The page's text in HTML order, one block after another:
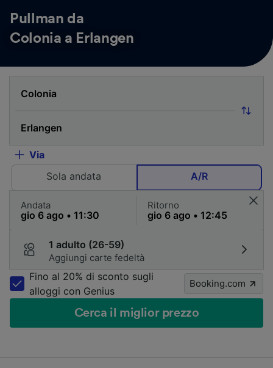
Pullman da
Colonia a Erlangen
Via
Sola andata
A/R
Andata Ritorno
1 adulto (26-59)
Aggiungi carte fedeltà
Fino al 20% di sconto sugli
alloggi con Genius
Booking.com
Cerca il miglior prezzo